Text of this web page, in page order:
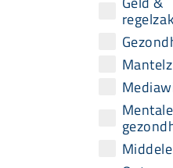
Mentale